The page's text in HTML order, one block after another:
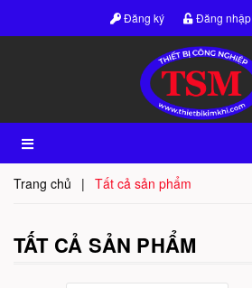
Đăng ký Đăng nhập
Trang chủ | Tất cả sản phẩm
TẤT CẢ SẢN PHẨM